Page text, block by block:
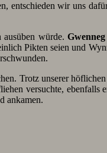
entschieden wir uns
würde. Gwenneg
Pikten seien und
Trotz unserer
versuchte, ebenfalls
ankamen.